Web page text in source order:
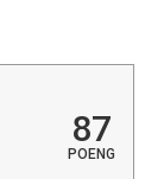
87
POENG